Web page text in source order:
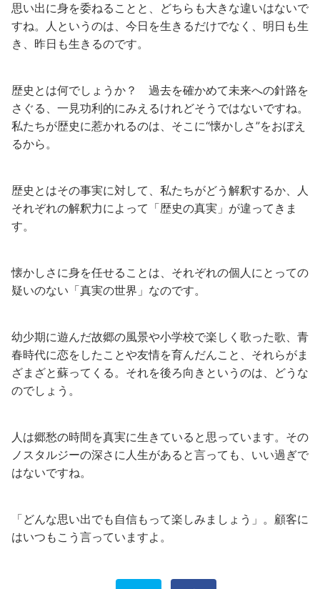
思い出に身を委ねることと、どちらも大きな違いはないで
すね。人というのは、今日を生きるだけでなく、明日も生
き、昨日も生きるのです。
歴史とは何でしょうか？ 過去を確かめて未来への針路を
さぐる、一見功利的にみえるけれどそうではないですね。
私たちが歴史に惹かれるのは、そこに“懐かしさ”をおぼえ
るから。
歴史とはその事実に対して、私たちがどう解釈するか、人
それぞれの解釈力によって「歴史の真実」が違ってきま
す。
懐かしさに身を任せることは、それぞれの個人にとっての
疑いのない「真実の世界」なのです。
幼少期に遊んだ故郷の風景や小学校で楽しく歌った歌、青
春時代に恋をしたことや友情を育んだんこと、それらがま
ざまざと蘇ってくる。それを後ろ向きというのは、どうな
のでしょう。
人は郷愁の時間を真実に生きていると思っています。その
ノスタルジーの深さに人生があると言っても、いい過ぎで
はないですね。
「どんな思い出でも自信もって楽しみましょう」。顧客に
はいつもこう言っていますよ。